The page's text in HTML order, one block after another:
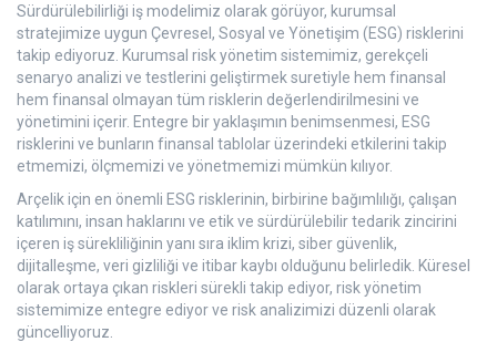
Sürdürülebilirliği iş modelimiz olarak görüyor, kurumsal
stratejimize uygun Çevresel, Sosyal ve Yönetişim (ESG) risklerini
takip ediyoruz. Kurumsal risk yönetim sistemimiz, gerekçeli
senaryo analizi ve testlerini geliştirmek suretiyle hem finansal
hem finansal olmayan tüm risklerin değerlendirilmesini ve
yönetimini içerir. Entegre bir yaklaşımın benimsenmesi, ESG
risklerini ve bunların finansal tablolar üzerindeki etkilerini takip
etmemizi, ölçmemizi ve yönetmemizi mümkün kılıyor.
Arçelik için en önemli ESG risklerinin, birbirine bağımlılığı, çalışan
katılımını, insan haklarını ve etik ve sürdürülebilir tedarik zincirini
içeren iş sürekliliğinin yanı sıra iklim krizi, siber güvenlik,
dijitalleşme, veri gizliliği ve itibar kaybı olduğunu belirledik. Küresel
olarak ortaya çıkan riskleri sürekli takip ediyor, risk yönetim
sistemimize entegre ediyor ve risk analizimizi düzenli olarak
güncelliyoruz.